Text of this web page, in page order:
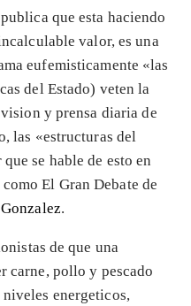
que esta haciendo
valor, es una
eufemisticamente «las
del Estado) veten la
y prensa diaria de
las «estructuras del
se hable de esto en
El Gran Debate de
.
de que una
carne, pollo y pescado
niveles energeticos,